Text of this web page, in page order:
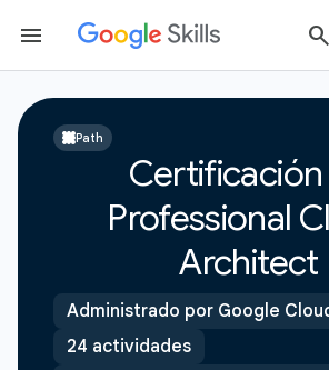
Path
Professional
Architect
Administrado por Google
24 actividades